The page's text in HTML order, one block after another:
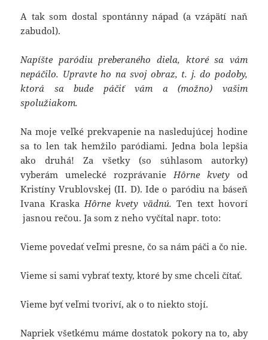
A tak som dostal spontánny nápad (a vzápätí naň
zabudol).
Napíšte paródiu preberaného diela, ktoré sa vám
nepáčilo. Upravte ho na svoj obraz, t. j. do podoby,
ktorá sa bude páčiť vám a (možno) vašim
spolužiakom.
Na moje veľké prekvapenie na nasledujúcej hodine
sa to len tak hemžilo paródiami. Jedna bola lepšia
ako druhá! Za všetky (so súhlasom autorky)
vyberám umelecké rozprávanieHôrne kvetyod
Kristíny Vrublovskej (II. D). Ide o paródiu na báseň
Ivana KraskaHôrne kvety vädnú. Ten text hovorí
jasnou rečou. Ja som z neho vyčítal napr. toto:
Vieme povedať veľmi presne, čo sa nám páči a čo nie.
Vieme si sami vybrať texty, ktoré by sme chceli čítať.
Vieme byť veľmi tvoriví, ak o to niekto stojí.
Napriek všetkému máme dostatok pokory na to, aby